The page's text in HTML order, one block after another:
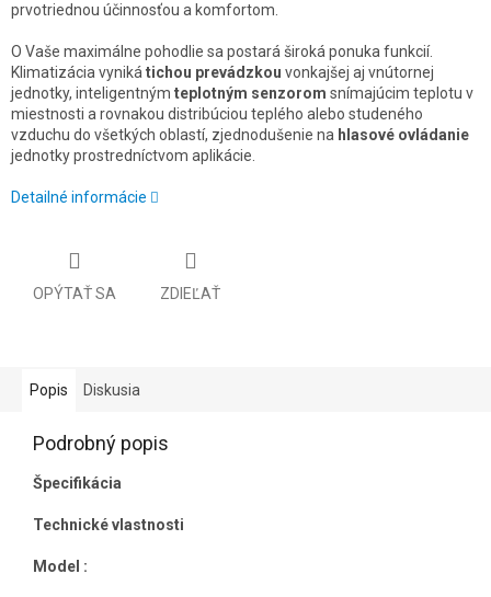
prvotriednou účinnosťou a komfortom.
O Vaše maximálne pohodlie sa postará široká ponuka funkcií.
Klimatizácia vynikátichou prevádzkou vonkajšej aj vnútornej
jednotky, inteligentným teplotným senzorom snímajúcim teplotu v
miestnosti a rovnakou distribúciou teplého alebo studeného
vzduchu do všetkých oblastí, zjednodušenie na hlasové ovládanie
jednotky prostredníctvom aplikácie.
Detailné informácie
OPÝTAŤ SA ZDIEĽAŤ
Popis Diskusia
Podrobný popis
Špecifikácia
Technické vlastnosti
Model :